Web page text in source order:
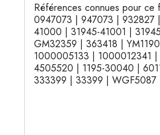
Références connues pour
0947073 | 947073 | 932827
41000 | 31945-41001 |
GM32359 | 363418 |
1000005133 | 1000012341
4505520 | 1195-30040 |
333399 | 33399 |